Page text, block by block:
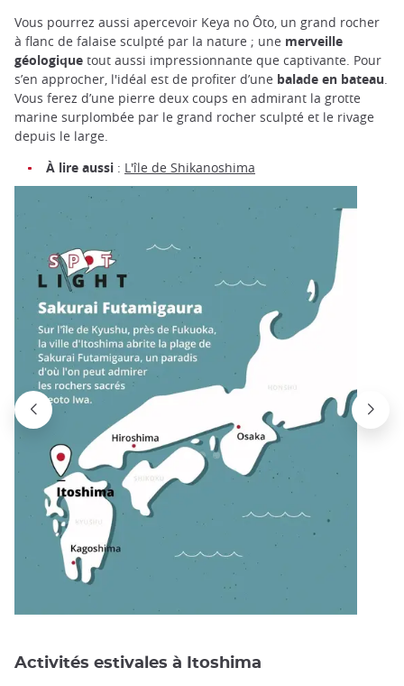
Vous pourrez aussi apercevoir Keya no Ôto, un grand rocher
à flanc de falaise sculpté par la nature ; une merveille
géologique tout aussi impressionnante que captivante. Pour
s’en approcher, l'idéal est de profiter d’une balade en bateau.
Vous ferez d’une pierre deux coups en admirant la grotte
marine surplombée par le grand rocher sculpté et le rivage
depuis le large.
À lire aussi : L'île de Shikanoshima
Activités estivales à Itoshima